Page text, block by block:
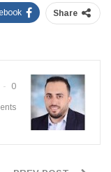
Share
0